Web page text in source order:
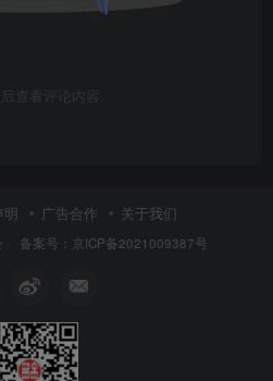
查看评论内容
明 广告合作 关于我们
· 备案号：京ICP备2021009387号